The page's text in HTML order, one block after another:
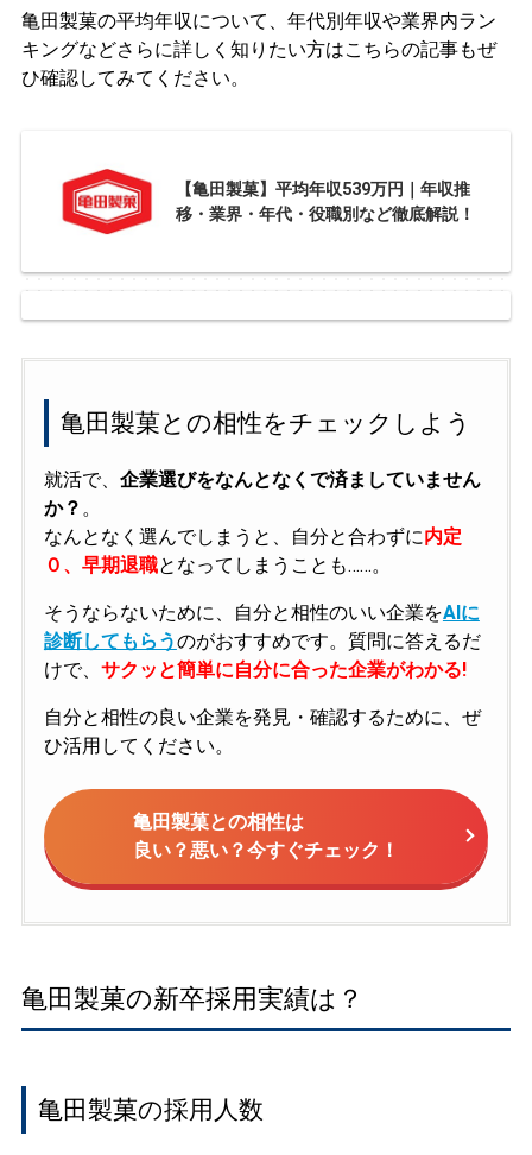
亀田製菓の平均年収について、年代別年収や業界内ラン
キングなどさらに詳しく知りたい方はこちらの記事もぜ
ひ確認してみてください。
【亀田製菓】平均年収539万円｜年収推
移・業界・年代・役職別など徹底解説！
亀田製菓との相性をチェックしよう
就活で、 企業選びをなんとなくで済ましていません
か？ 。
なんとなく選んでしまうと、自分と合わずに内定
０、早期退職となってしまうことも……。
そうならないために、自分と相性のいい企業をAIに
診断してもらうのがおすすめです。質問に答えるだ
けで、 サクッと簡単に自分に合った企業がわかる!
自分と相性の良い企業を発見・確認するために、ぜ
ひ活用してください。
亀田製菓との相性は
良い？悪い？今すぐチェック！
亀田製菓の新卒採用実績は？
亀田製菓の採用人数